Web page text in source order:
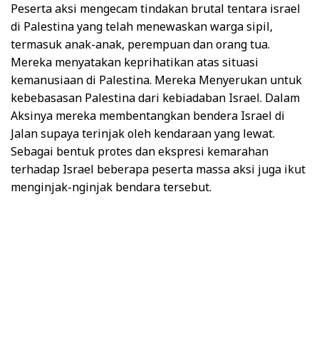
Peserta aksi mengecam tindakan brutal tentara israel
di Palestina yang telah menewaskan warga sipil,
termasuk anak-anak, perempuan dan orang tua.
Mereka menyatakan keprihatikan atas situasi
kemanusiaan di Palestina. Mereka Menyerukan untuk
kebebasasan Palestina dari kebiadaban Israel. Dalam
Aksinya mereka membentangkan bendera Israel di
Jalan supaya terinjak oleh kendaraan yang lewat.
Sebagai bentuk protes dan ekspresi kemarahan
terhadap Israel beberapa peserta massa aksi juga ikut
menginjak-nginjak bendara tersebut.